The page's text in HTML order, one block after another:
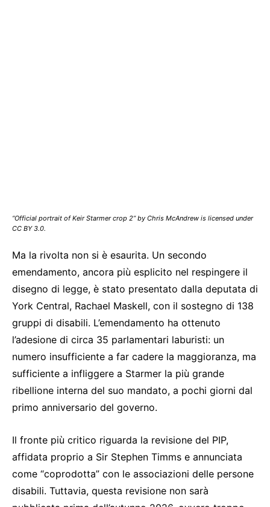
“Official portrait of Keir Starmer crop 2” by Chris McAndrew is licensed under
CC BY 3.0.
Ma la rivolta non si è esaurita. Un secondo
emendamento, ancora più esplicito nel respingere il
disegno di legge, è stato presentato dalla deputata di
York Central, Rachael Maskell, con il sostegno di 138
gruppi di disabili. L’emendamento ha ottenuto
l’adesione di circa 35 parlamentari laburisti: un
numero insufficiente a far cadere la maggioranza, ma
sufficiente a infliggere a Starmer la più grande
ribellione interna del suo mandato, a pochi giorni dal
primo anniversario del governo.
Il fronte più critico riguarda la revisione del PIP,
affidata proprio a Sir Stephen Timms e annunciata
come “coprodotta” con le associazioni delle persone
disabili. Tuttavia, questa revisione non sarà